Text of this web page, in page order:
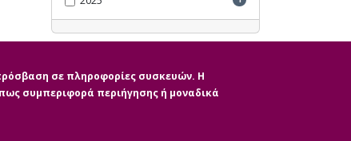
σε πληροφορίες συσκευών. Η
συμπεριφορά περιήγησης ή μοναδικά